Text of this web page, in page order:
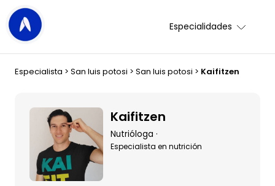
Especialidades
Especialista > San luis potosi > San luis potosi > Kaifitzen
Kaifitzen
Nutrióloga ·
Especialista en nutrición